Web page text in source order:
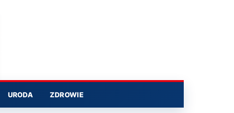
URODA ZDROWIE